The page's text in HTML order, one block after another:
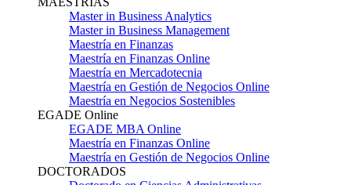
Master in Business Analytics
Master in Business Management
Maestría en Finanzas
Maestría en Finanzas Online
Maestría en Mercadotecnia
Maestría en Gestión de Negocios Online
Maestría en Negocios Sostenibles
EGADE Online
EGADE MBA Online
Maestría en Finanzas Online
Maestría en Gestión de Negocios Online
DOCTORADOS